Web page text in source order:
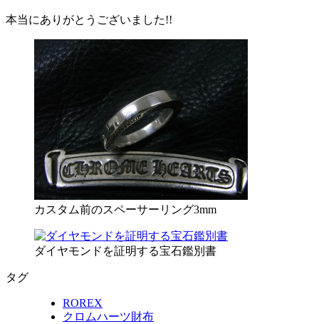
本当にありがとうございました!!
カスタム前のスペーサーリング3mm
ダイヤモンドを証明する宝石鑑別書
タグ
ROREX
クロムハーツ財布